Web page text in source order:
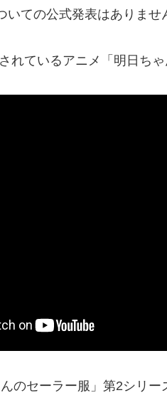
いての公式発表はありませ
れているアニメ「明日ち
のセーラー服」第2シリ